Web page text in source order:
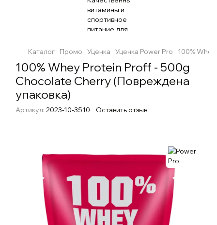
Каталог Промо Уценка Уценка Power Pro 100%
100% Whey Protein Proff - 500g
Chocolate Cherry (Повреждена
упаковка)
Артикул: 2023-10-3510 Оставить отзыв